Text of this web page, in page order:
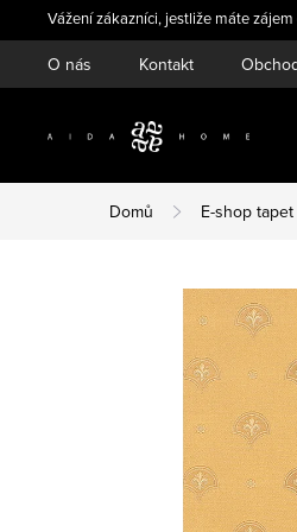
na
obsah
Vážení zákazníci, jestliže máte
O nás Kontakt
Domů E-shop tapet